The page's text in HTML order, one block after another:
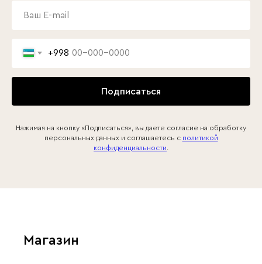
+998
Подписаться
Нажимая на кнопку «Подписаться», вы даете согласие на обработку
персональных данных и соглашаетесь c политикой
конфиденциальности
Магазин